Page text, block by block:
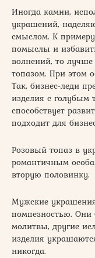
Иногда камни,
украшений,
смыслом. К
помыслы и
волнений, то лучше
топазом. При этом
Так, бизнес-леди
изделия с голубым
способствует
подходит для
Розовый топаз в
романтичным
вторую половинку.
Мужские
помпезностью. Они
молитвы, другие
изделия
никогда.